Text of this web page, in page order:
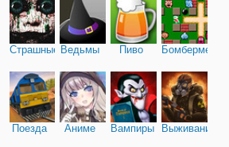
Страшные Ведьмы Пиво Бомбермен
Поезда Аниме Вампиры Выживание